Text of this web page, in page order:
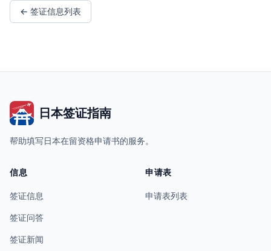
← 签证信息列表
日本签证指南
帮助填写日本在留资格申请书的服务。
信息
签证信息
签证问答
签证新闻
申请表
申请表列表